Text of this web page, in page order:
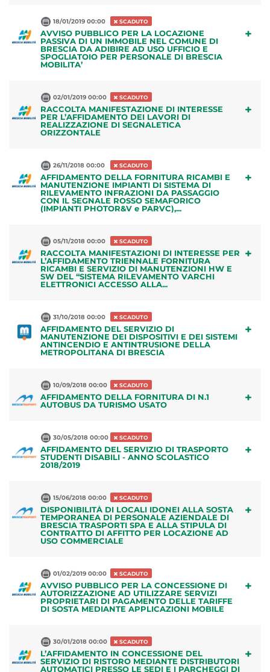
18/01/2019 00:00 SCADUTO
AVVISO PUBBLICO PER LA LOCAZIONE
PASSIVA DI UN IMMOBILE NEL COMUNE DI
BRESCIA DA ADIBIRE AD USO UFFICIO E
SPOGLIATOIO PER PERSONALE DI BRESCIA
MOBILITA’
+
02/01/2019 00:00 SCADUTO
RACCOLTA MANIFESTAZIONE DI INTERESSE
PER L’AFFIDAMENTO DEI LAVORI DI
REALIZZAZIONE DI SEGNALETICA
ORIZZONTALE
+
26/11/2018 00:00 SCADUTO
AFFIDAMENTO DELLA FORNITURA RICAMBI E
MANUTENZIONE IMPIANTI DI SISTEMA DI
RILEVAMENTO INFRAZIONI DA PASSAGGIO
CON IL SEGNALE ROSSO SEMAFORICO
(IMPIANTI PHOTOR&V e PARVC),...
+
05/11/2018 00:00 SCADUTO
RACCOLTA MANIFESTAZIONI DI INTERESSE PER
L’AFFIDAMENTO TRIENNALE FORNITURA
RICAMBI E SERVIZIO DI MANUTENZIONI HW E
SW DEL “SISTEMA RILEVAMENTO VARCHI
ELETTRONICI ACCESSO ALLA...
+
31/10/2018 00:00 SCADUTO
AFFIDAMENTO DEL SERVIZIO DI
MANUTENZIONE DEI DISPOSITIVI E DEI SISTEMI
ANTINCENDIO E ANTINTRUSIONE DELLA
METROPOLITANA DI BRESCIA
+
10/09/2018 00:00 SCADUTO
AFFIDAMENTO DELLA FORNITURA DI N.1
AUTOBUS DA TURISMO USATO
+
30/05/2018 00:00 SCADUTO
AFFIDAMENTO DEL SERVIZIO DI TRASPORTO
STUDENTI DISABILI - ANNO SCOLASTICO
2018/2019
+
15/06/2018 00:00 SCADUTO
DISPONIBILITÀ DI LOCALI IDONEI ALLA SOSTA
TEMPORANEA DI PERSONALE AZIENDALE DI
BRESCIA TRASPORTI SPA E ALLA STIPULA DI
CONTRATTO DI AFFITTO PER LOCAZIONE AD
USO COMMERCIALE
+
01/02/2019 00:00 SCADUTO
AVVISO PUBBLICO PER LA CONCESSIONE DI
AUTORIZZAZIONE AD UTILIZZARE SERVIZI
PROPRIETARI DI PAGAMENTO DELLE TARIFFE
DI SOSTA MEDIANTE APPLICAZIONI MOBILE
+
30/01/2018 00:00 SCADUTO
L’AFFIDAMENTO IN CONCESSIONE DEL
SERVIZIO DI RISTORO MEDIANTE DISTRIBUTORI
AUTOMATICI PRESSO LE SEDI E I PARCHEGGI DI
+